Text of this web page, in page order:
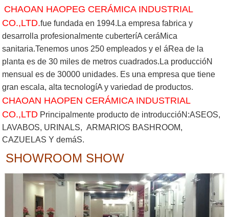
CHAOAN HAOPEG CERÁMICA INDUSTRIAL
CO.,LTD.fue fundada en 1994.La empresa fabrica y
desarrolla profesionalmente cuberteríA ceráMica
sanitaria.Tenemos unos 250 empleados y el áRea de la
planta es de 30 miles de metros cuadrados.La produccióN
mensual es de 30000 unidades. Es una empresa que tiene
gran escala, alta tecnologíA y variedad de productos.
CHAOAN HAOPEN CERÁMICA INDUSTRIAL
CO.,LTD Principalmente producto de introduccióN:ASEOS,
LAVABOS, URINALS, ARMARIOS BASHROOM,
CAZUELAS Y demáS.
SHOWROOM SHOW